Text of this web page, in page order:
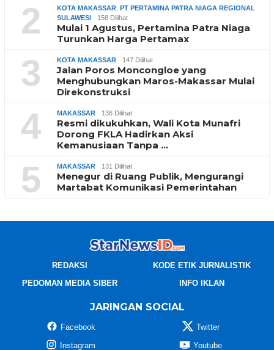
2 KOTA MAKASSAR PT PERTAMINA PATRA NIAGA REGIONAL
SULAWESI
158 Dilihat
Mulai 1 Agustus, Pertamina Patra Niaga
Turunkan Harga Pertamax
3 KOTA MAKASSAR 147 Dilihat
Jalan Poros Moncongloe yang
Menghubungkan Maros-Makassar Mulai
Direkonstruksi
4 MAKASSAR 136 Dilihat
Resmi dikukuhkan, Wali Kota Munafri
Dorong FKLA Hadirkan Aksi
Kemanusiaan Tanpa …
5 MAKASSAR 131 Dilihat
Menegur di Ruang Publik, Mengurangi
Martabat Komunikasi Pemerintahan
REDAKSI
KODE ETIK JURNALISTIK
PEDOMAN MEDIA SIBER
INFO IKLAN
JARINGAN SOCIAL
Facebook
Twitter
Instagram
Youtube